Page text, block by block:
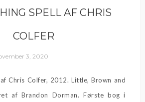
SPELL AF CHRIS
COLFER
3, 2020
Chris Colfer, 2012. Little, Brown and
af Brandon Dorman. Første bog i